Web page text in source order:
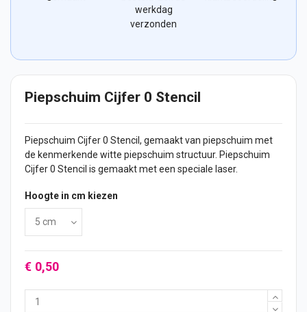
werkdag
verzonden
Piepschuim Cijfer 0 Stencil
Piepschuim Cijfer0 Stencil, gemaakt van piepschuim met
de kenmerkende witte piepschuim structuur. Piepschuim
Cijfer 0 Stencil is gemaakt met een speciale laser.
Hoogte in cm kiezen
€ 0,50